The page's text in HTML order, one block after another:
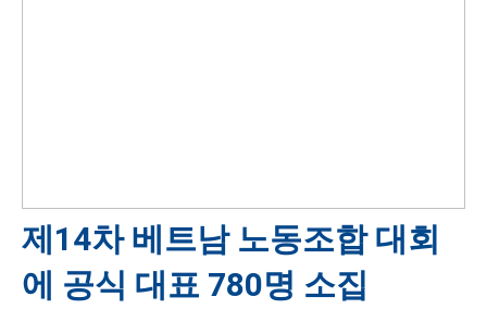
제14차 베트남 노동조합 대회
에 공식 대표 780명 소집